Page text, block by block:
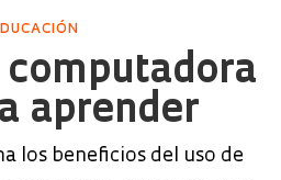
computadora
aprender
los beneficios del uso de